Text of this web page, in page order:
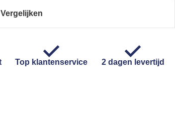
Vergelijken
Top klantenservice 2 dagen levertijd